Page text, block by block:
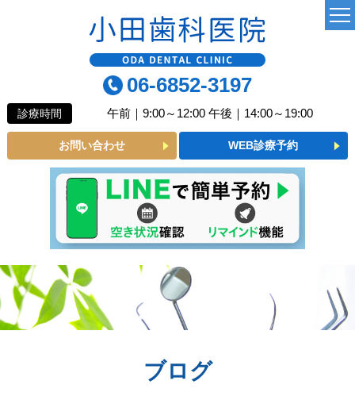
06-6852-3197
診療時間 午前｜9:00～12:00 午後｜14:00～19:00
お問い合わせ WEB診療予約
よくあるご質問
診療MENU
一般歯科
小児歯科
予防歯科
審美メニュー
ブログ